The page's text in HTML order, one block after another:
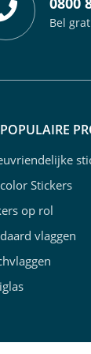
Bel
POPULAIRE
Stickers
op rol
vlaggen